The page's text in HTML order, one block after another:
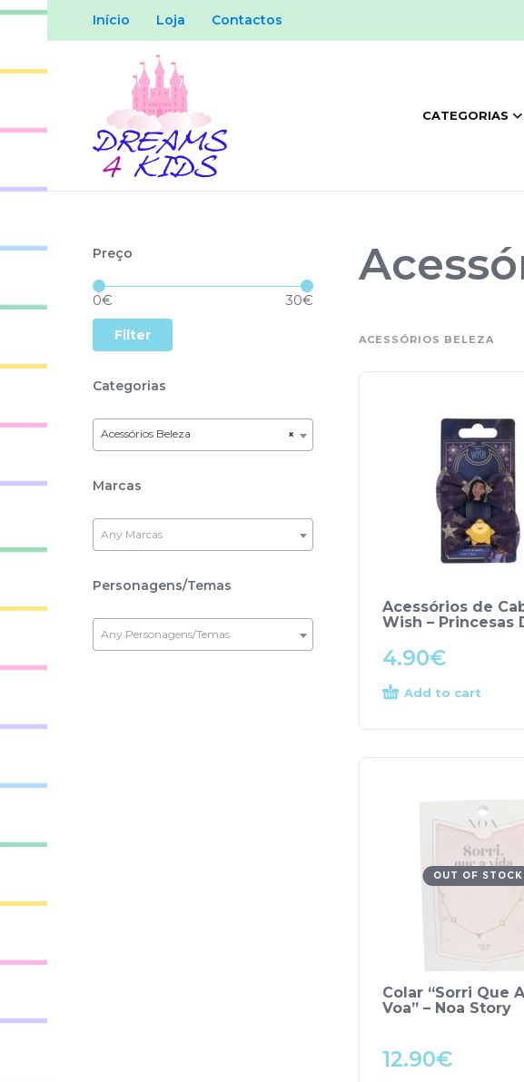
Início Loja Contactos
CATEGORIAS
Preço
Filter
0€ 30€
Categorias
×
Acessórios Beleza
Marcas
Any Marcas
Personagens/Temas
Any Personagens/Temas
ACESSÓRIOS BELEZA
Acessórios de
Wish – Princesas
4.90€
Add to cart
OUT OF STOCK
Colar “Sorri Que
Voa” – Noa Story
12.90€